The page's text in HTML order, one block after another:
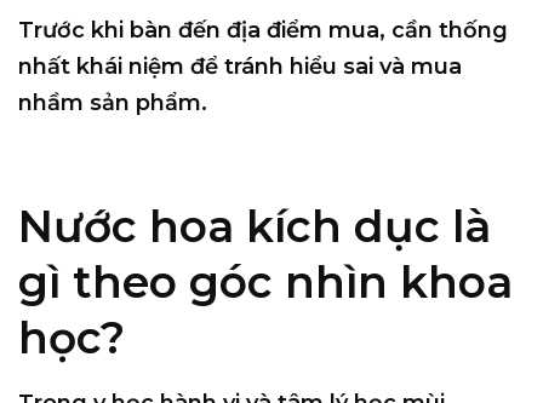
Trước khi bàn đến địa điểm mua, cần thống
nhất khái niệm để tránh hiểu sai và mua
nhầm sản phẩm.
Nước hoa kích dục là
gì theo góc nhìn khoa
học?